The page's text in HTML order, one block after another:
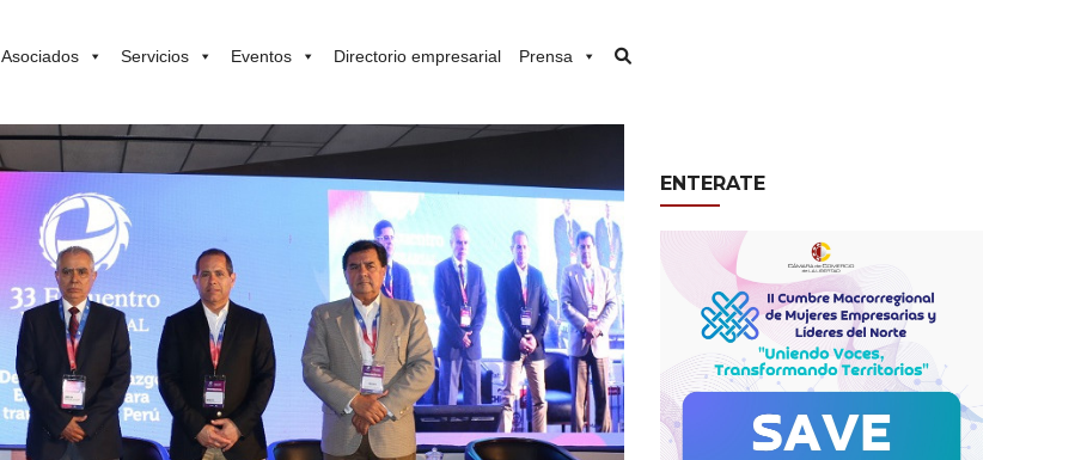
Asociados Servicios Eventos Directorio empresarial Prensa
ENTERATE